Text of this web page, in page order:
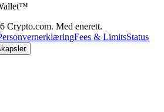
Crypto.com. Med enerett.
Fees & LimitsStatus